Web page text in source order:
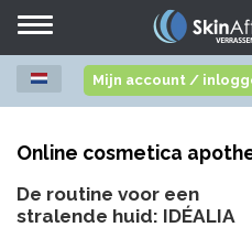
Toggle
Mijn account /
Online cosmetica
De routine voor een
stralende huid: IDÉALIA